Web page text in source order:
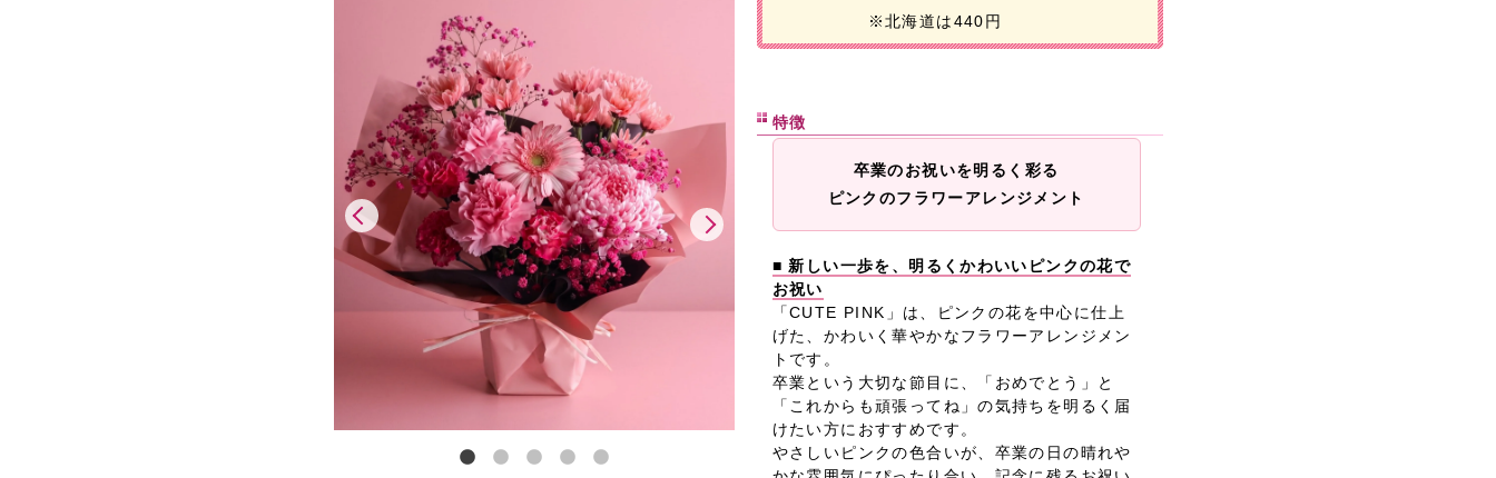
※北海道は440円
特徴
卒業のお祝いを明るく彩る
ピンクのフラワーアレンジメント
■ 新しい一歩を、明るくかわいいピンクの花で
お祝い
「CUTE PINK」は、ピンクの花を中心に仕上
げた、かわいく華やかなフラワーアレンジメン
トです。
卒業という大切な節目に、「おめでとう」と
「これからも頑張ってね」の気持ちを明るく届
けたい方におすすめです。
やさしいピンクの色合いが、卒業の日の晴れや